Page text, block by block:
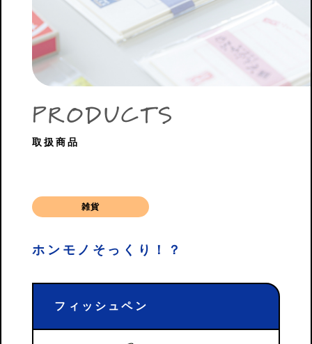
PRODUCTS
取扱商品
雑貨
ホンモノそっくり！？
フィッシュペン